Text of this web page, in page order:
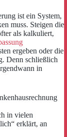
ist ein System,
muss. Steigen die
als kalkuliert,
ergeben oder die
Denn schließlich
in
in vielen
erklärt, an